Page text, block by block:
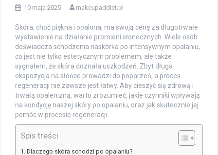
10 maja 2025 makeupaddict.pl
Skóra, choć piękna i opalona, ma swoją cenę za długotrwałe
wystawienie na działanie promieni słonecznych. Wiele osób
doświadcza schodzenia naskórka po intensywnym opalaniu,
co jest nie tylko estetycznym problemem, ale także
sygnałem, że skóra doznała uszkodzeń. Zbyt długa
ekspozycja na słońce prowadzi do poparzeń, a proces
regeneracji nie zawsze jest łatwy. Aby cieszyć się zdrową i
trwałą opalenizną, warto zrozumieć, jakie czynniki wpływają
na kondycję naszej skóry po opalaniu, oraz jak skutecznie jej
pomóc w procesie regeneracji.
Spis treści
Dlaczego skóra schodzi po opalaniu?